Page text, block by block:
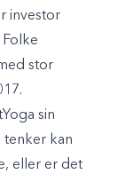
investor
Folke
stor
sin
tenker kan
eller er det